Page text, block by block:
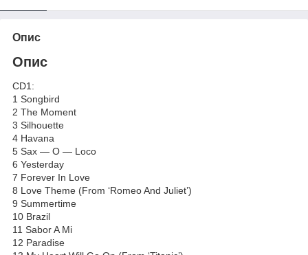
Опис
Опис
CD1:
1 Songbird
2 The Moment
3 Silhouette
4 Havana
5 Sax — O — Loco
6 Yesterday
7 Forever In Love
8 Love Theme (From ‘Romeo And Juliet’)
9 Summertime
10 Brazil
11 Sabor A Mi
12 Paradise